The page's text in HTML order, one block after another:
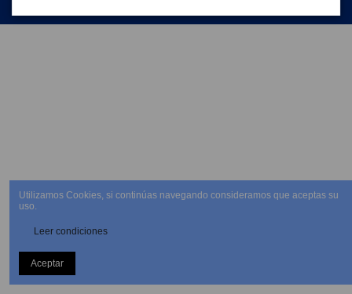
Utilizamos Cookies, si continúas navegando consideramos que aceptas su
uso.
Leer condiciones
Aceptar